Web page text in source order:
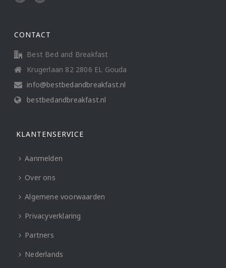
CONTACT
Best Bed and Breakfast
Krugerlaan 82 2806 EL Gouda
info@bestbedandbreakfast.nl
bestbedandbreakfast.nl
KLANTENSERVICE
Aanmelden
Over ons
Algemene voorwaarden
Privacyverklaring
Partners
Nederlands